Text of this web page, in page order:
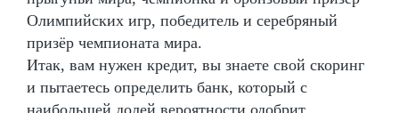
Олимпийских игр, победитель и серебряный
призёр чемпионата мира.
Итак, вам нужен кредит, вы знаете свой скоринг
и пытаетесь определить банк, который с
наибольшей долей вероятности одобрит